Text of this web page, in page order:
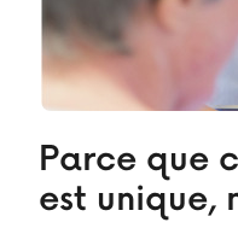
Parce que
est unique,